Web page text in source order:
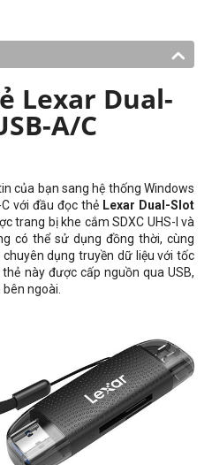
Lexar Dual-
A/C
của bạn sang hệ thống Windows
với đầu đọc thẻ Lexar Dual-Slot
trang bị khe cắm SDXC UHS-I và
có thể sử dụng đồng thời, cùng
chuyên dụng truyền dữ liệu với tốc
này được cấp nguồn qua USB,
ngoài.